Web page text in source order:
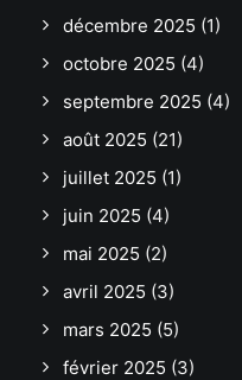
décembre 2025 (1)
octobre 2025 (4)
septembre 2025 (4)
août 2025 (21)
juillet 2025 (1)
juin 2025 (4)
mai 2025 (2)
avril 2025 (3)
mars 2025 (5)
février 2025 (3)